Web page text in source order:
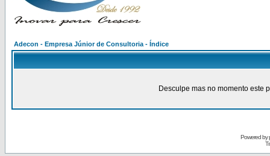
Adecon - Empresa Júnior de Consultoria - Índice
Desculpe mas no momento este
Powered by